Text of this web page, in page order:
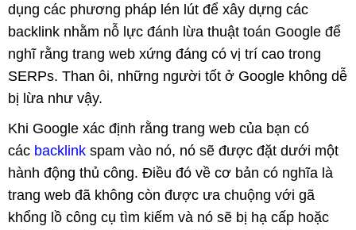
dụng các phương pháp lén lút để xây dựng các
backlink nhằm nỗ lực đánh lừa thuật toán Google để
nghĩ rằng trang web xứng đáng có vị trí cao trong
SERPs. Than ôi, những người tốt ở Google không dễ
bị lừa như vậy.
Khi Google xác định rằng trang web của bạn có
các backlink spam vào nó, nó sẽ được đặt dưới một
hành động thủ công. Điều đó về cơ bản có nghĩa là
trang web đã không còn được ưa chuộng với gã
khổng lồ công cụ tìm kiếm và nó sẽ bị hạ cấp hoặc